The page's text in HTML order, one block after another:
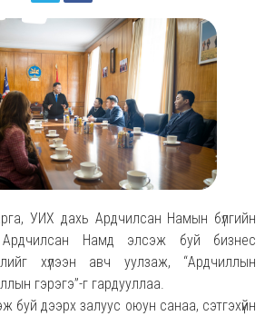
УИХ дахь Ардчилсан Намын бүлгийн
Ардчилсан Намд элсэж буй бизнес
хүлээн авч уулзаж, “Ардчиллын
гэрэгэ”-г гардууллаа.
буй дээрх залуус оюун санаа, сэтгэхүйн